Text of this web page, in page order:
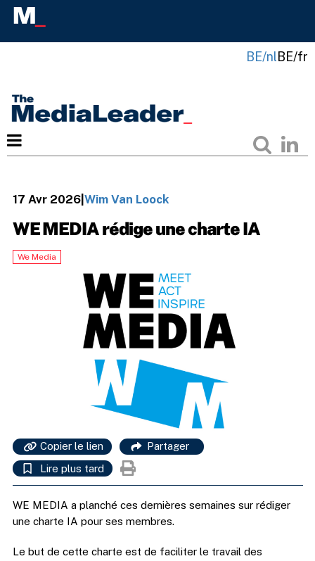
BE/nlBE/fr
17 Avr 2026| Wim Van Loock
WE MEDIA rédige une charte IA
We Media
Copier le lien
Partager
Lire plus tard
WE MEDIA a planché ces dernières semaines sur rédiger
une charte IA pour ses membres.
Le but de cette charte est de faciliter le travail des